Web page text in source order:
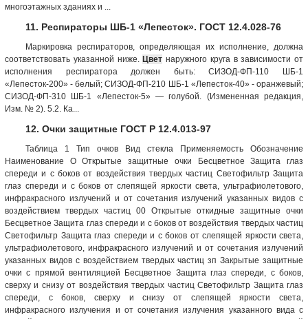
многоэтажных зданиях и ...
11. Респираторы ШБ-1 «Лепесток». ГОСТ 12.4.028-76
Маркировка респираторов, определяющая их исполнение, должна
соответствовать указан­ной ниже.Цвет наружного круга в зависимости от
исполнения респиратора должен быть: СИЗОД-ФП-110 ШБ-1
«Лепесток-200» - белый; СИЗОД-ФП-210 ШБ-1 «Лепесток-40» - оранжевый;
СИЗОД-ФП-310 ШБ-1 «Лепесток-5» — голубой. (Измененная редакция,
Изм. № 2). 5.2. Ка...
12. Очки защитные ГОСТ Р 12.4.013-97
Таблица 1 Тип очков Вид стекла Применяемость Обозна­чение
Наименование О Открытые защит­ные очки Бесцветное Защита глаз
спереди и с боков от воздействия твердых частиц Светофильтр Защита
глаз спереди и с боков от слепящей яркости света, ультрафиолетового,
инфракрасного излучений и от сочетания излучений указанных видов с
воздействием твердых частиц 00 Открытые откид­ные защитные очки
Бесцветное Защита глаз спереди и с боков от воздействия твердых частиц
Светофильтр Защита глаз спереди и с боков от слепящей яркости света,
ультрафиолетового, инфракрасного излучений и от сочетания излучений
указанных видов с воздействием твердых частиц зп Закрытые защит­ные
очки с прямой вентиляцией Бесцветное Защита глаз спереди, с боков,
сверху и снизу от воздействия твердых частиц Светофильтр Защита глаз
спереди, с боков, сверху и снизу от слепящей яркости света,
инфракрасного излучения и от сочетания излучения указанного вида с